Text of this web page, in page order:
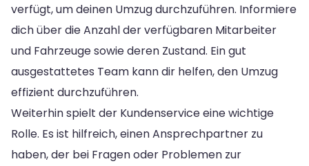
verfügt, um deinen Umzug durchzuführen. Informiere
dich über die Anzahl der verfügbaren Mitarbeiter
und Fahrzeuge sowie deren Zustand. Ein gut
ausgestattetes Team kann dir helfen, den Umzug
effizient durchzuführen.
Weiterhin spielt der Kundenservice eine wichtige
Rolle. Es ist hilfreich, einen Ansprechpartner zu
haben, der bei Fragen oder Problemen zur